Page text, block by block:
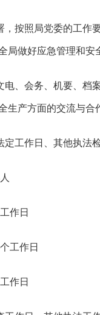
，按照局党委的工作
局做好应急管理和安
电、会务、机要、档
生产方面的交流与合
定工作日、其他执法
作日
工作日
作日